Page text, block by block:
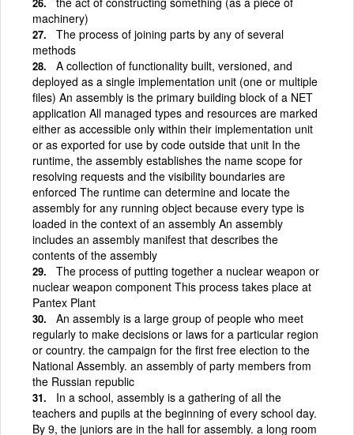
machinery)
The process of joining parts by any of several
methods
A collection of functionality built, versioned, and
deployed as a single implementation unit (one or multiple
files) An assembly is the primary building block of a NET
application All managed types and resources are marked
either as accessible only within their implementation unit
or as exported for use by code outside that unit In the
runtime, the assembly establishes the name scope for
resolving requests and the visibility boundaries are
enforced The runtime can determine and locate the
assembly for any running object because every type is
loaded in the context of an assembly An assembly
includes an assembly manifest that describes the
contents of the assembly
The process of putting together a nuclear weapon or
nuclear weapon component This process takes place at
Pantex Plant
An assembly is a large group of people who meet
regularly to make decisions or laws for a particular region
or country. the campaign for the first free election to the
National Assembly. an assembly of party members from
the Russian republic
In a school, assembly is a gathering of all the
teachers and pupils at the beginning of every school day.
By 9, the juniors are in the hall for assembly. a long room